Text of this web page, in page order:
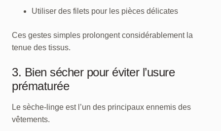
Utiliser des filets pour les pièces délicates
Ces gestes simples prolongent considérablement la
tenue des tissus.
3. Bien sécher pour éviter l’usure
prématurée
Le sèche-linge est l’un des principaux ennemis des
vêtements.